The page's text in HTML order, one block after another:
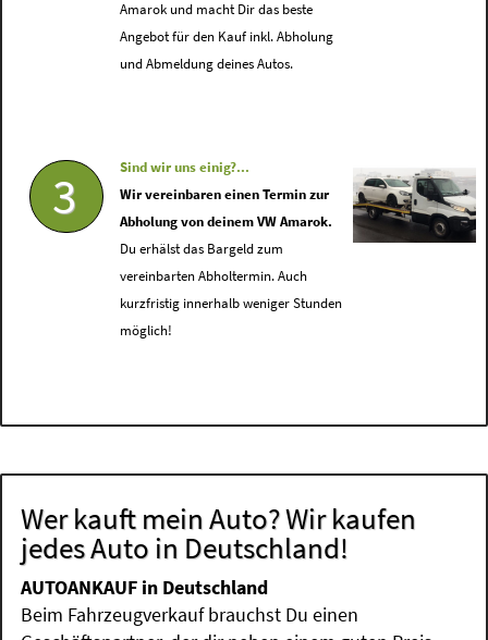
Amarok und macht Dir das beste
Angebot für den Kauf inkl. Abholung
und Abmeldung deines Autos.
3
Sind wir uns einig?...
Wir vereinbaren einen Termin zur
Abholung von deinem VW Amarok.
Du erhälst das Bargeld zum
vereinbarten Abholtermin. Auch
kurzfristig innerhalb weniger Stunden
möglich!
Wer kauft mein Auto? Wir kaufen
jedes Auto in Deutschland!
AUTOANKAUF in Deutschland
Beim Fahrzeugverkauf brauchst Du einen